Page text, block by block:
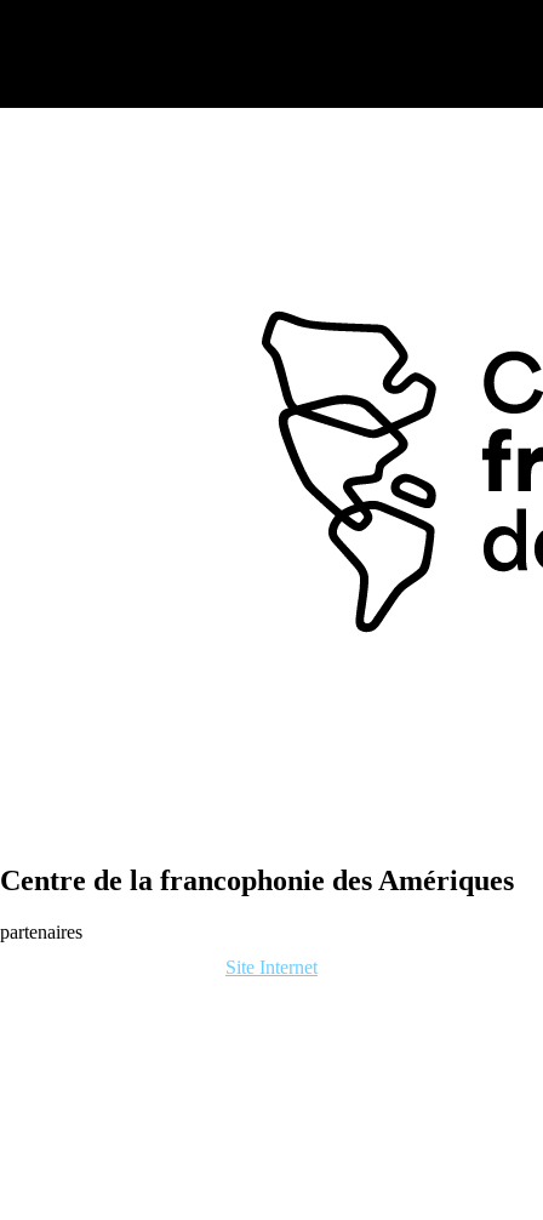
Centre de la francophonie des Amériques
partenaires
Site Internet